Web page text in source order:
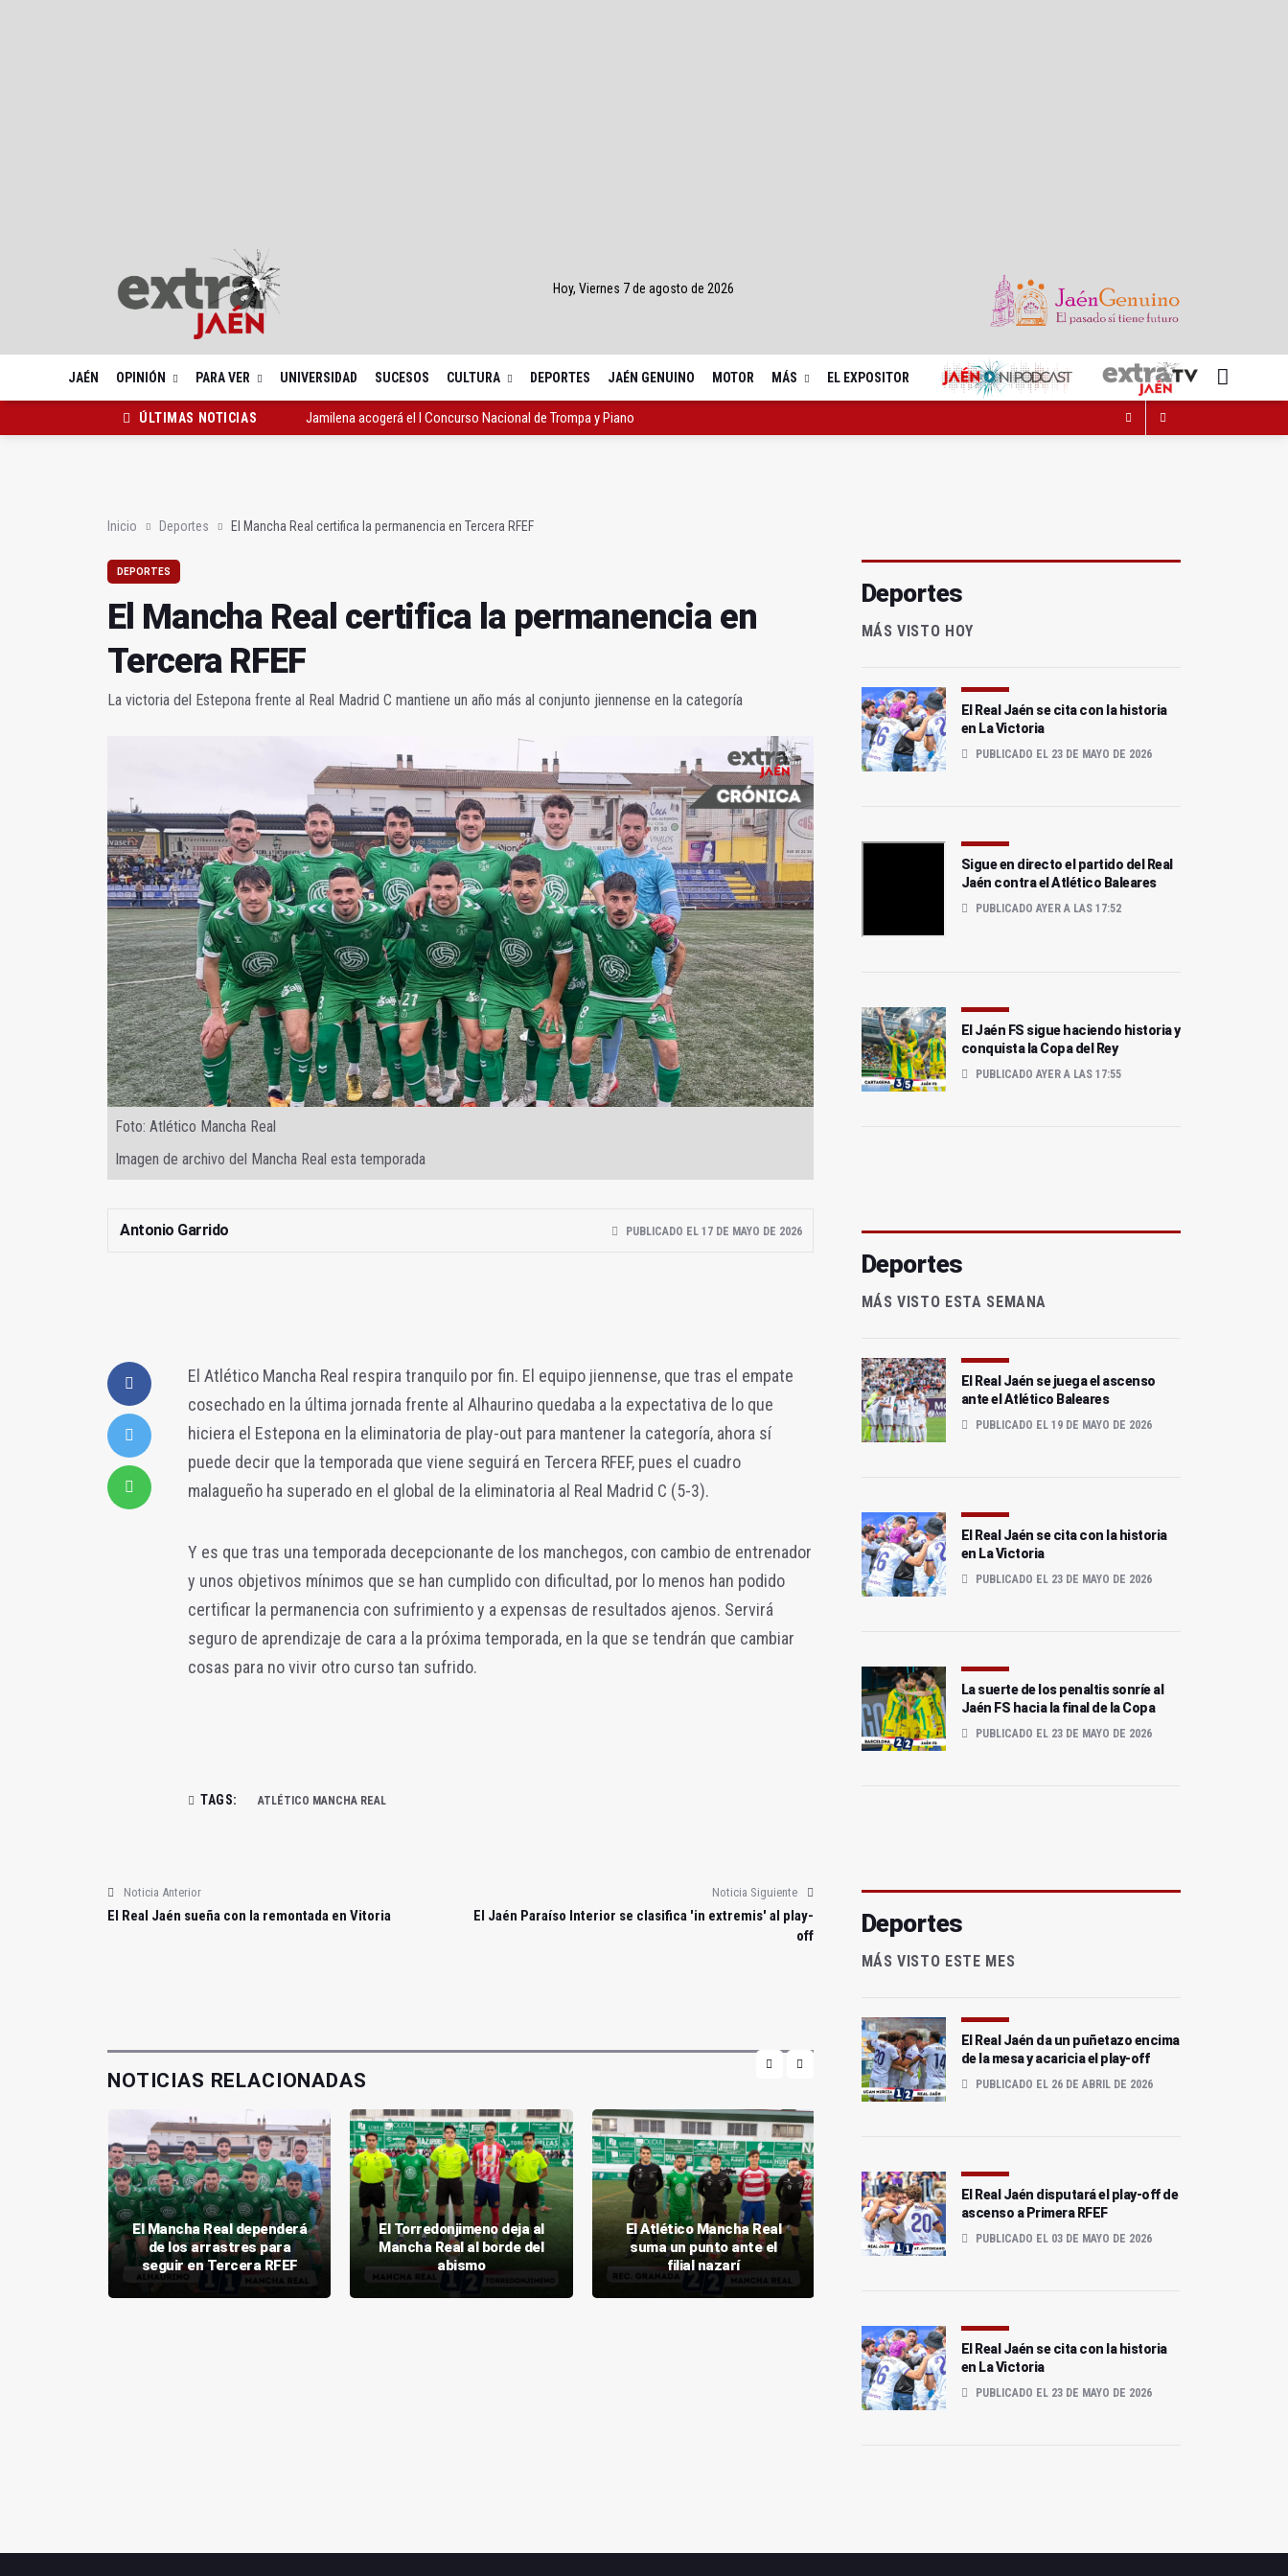
Hoy, Viernes 7 de agosto de 2026
JAÉN OPINIÓN PARA VER UNIVERSIDAD SUCESOS CULTURA DEPORTES JAÉN GENUINO MOTOR MÁS EL EXPOSITOR
ÚLTIMAS NOTICIAS
Jamilena acogerá el I Concurso Nacional de Trompa y Piano
Inicio Deportes El Mancha Real certifica la permanencia en Tercera RFEF
DEPORTES
El Mancha Real certifica la permanencia en
Tercera RFEF
La victoria del Estepona frente al Real Madrid C mantiene un año más al conjunto jiennense en la categoría
Foto: Atlético Mancha Real
Imagen de archivo del Mancha Real esta temporada
Antonio Garrido PUBLICADO EL 17 DE MAYO DE 2026
El Atlético Mancha Real respira tranquilo por fin. El equipo jiennense, que tras el empate
cosechado en la última jornada frente al Alhaurino quedaba a la expectativa de lo que
hiciera el Estepona en la eliminatoria de play-out para mantener la categoría, ahora sí
puede decir que la temporada que viene seguirá en Tercera RFEF, pues el cuadro
malagueño ha superado en el global de la eliminatoria al Real Madrid C (5-3).
Y es que tras una temporada decepcionante de los manchegos, con cambio de entrenador
y unos objetivos mínimos que se han cumplido con dificultad, por lo menos han podido
certificar la permanencia con sufrimiento y a expensas de resultados ajenos. Servirá
seguro de aprendizaje de cara a la próxima temporada, en la que se tendrán que cambiar
cosas para no vivir otro curso tan sufrido.
TAGS: ATLÉTICO MANCHA REAL
Noticia Anterior
El Real Jaén sueña con la remontada en Vitoria
Noticia Siguiente
El Jaén Paraíso Interior se clasifica 'in extremis' al play-
off
NOTICIAS RELACIONADAS
El Mancha Real dependerá
de los arrastres para
seguir en Tercera RFEF
El Torredonjimeno deja al
Mancha Real al borde del
abismo
El Atlético Mancha Real
suma un punto ante el
filial nazarí
El Real Jaén se la juega
ante un Puente Genil
último tren hacia el play-
Deportes
MÁS VISTO HOY
El Real Jaén se cita con la historia
en La Victoria
PUBLICADO EL 23 DE MAYO DE 2026
Sigue en directo el partido del Real
Jaén contra el Atlético Baleares
PUBLICADO AYER A LAS 17:52
El Jaén FS sigue haciendo historia y
conquista la Copa del Rey
PUBLICADO AYER A LAS 17:55
Deportes
MÁS VISTO ESTA SEMANA
El Real Jaén se juega el ascenso
ante el Atlético Baleares
PUBLICADO EL 19 DE MAYO DE 2026
El Real Jaén se cita con la historia
en La Victoria
PUBLICADO EL 23 DE MAYO DE 2026
La suerte de los penaltis sonríe al
Jaén FS hacia la final de la Copa
PUBLICADO EL 23 DE MAYO DE 2026
Deportes
MÁS VISTO ESTE MES
El Real Jaén da un puñetazo encima
de la mesa y acaricia el play-off
PUBLICADO EL 26 DE ABRIL DE 2026
El Real Jaén disputará el play-off de
ascenso a Primera RFEF
PUBLICADO EL 03 DE MAYO DE 2026
El Real Jaén se cita con la historia
en La Victoria
PUBLICADO EL 23 DE MAYO DE 2026